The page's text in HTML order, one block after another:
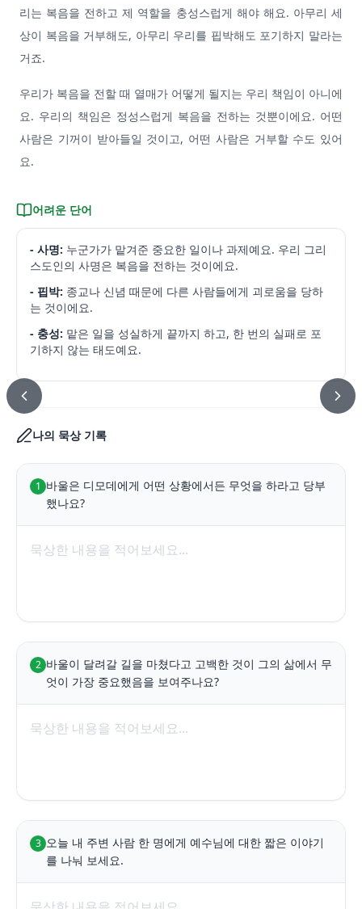
리는 복음을 전하고 제 역할을 충성스럽게 해야 해요. 아무리 세
상이 복음을 거부해도, 아무리 우리를 핍박해도 포기하지 말라는
거죠.
우리가 복음을 전할 때 열매가 어떻게 될지는 우리 책임이 아니에
요. 우리의 책임은 정성스럽게 복음을 전하는 것뿐이에요. 어떤
사람은 기꺼이 받아들일 것이고, 어떤 사람은 거부할 수도 있어
요.
어려운 단어
- 사명: 누군가가 맡겨준 중요한 일이나 과제예요. 우리 그리
스도인의 사명은 복음을 전하는 것이에요.
- 핍박: 종교나 신념 때문에 다른 사람들에게 괴로움을 당하
는 것이에요.
- 충성: 맡은 일을 성실하게 끝까지 하고, 한 번의 실패로 포
기하지 않는 태도예요.
나의 묵상 기록
1 바울은 디모데에게 어떤 상황에서든 무엇을 하라고 당부
했나요?
2 바울이 달려갈 길을 마쳤다고 고백한 것이 그의 삶에서 무
엇이 가장 중요했음을 보여주나요?
3 오늘 내 주변 사람 한 명에게 예수님에 대한 짧은 이야기
를 나눠 보세요.